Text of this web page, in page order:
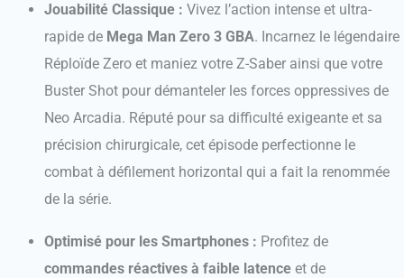
Jouabilité Classique : Vivez l’action intense et ultra-
rapide de Mega Man Zero 3 GBA. Incarnez le légendaire
Réploïde Zero et maniez votre Z-Saber ainsi que votre
Buster Shot pour démanteler les forces oppressives de
Neo Arcadia. Réputé pour sa difficulté exigeante et sa
précision chirurgicale, cet épisode perfectionne le
combat à défilement horizontal qui a fait la renommée
de la série.
Optimisé pour les Smartphones : Profitez de
commandes réactives à faible latence et de